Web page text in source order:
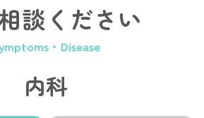
談ください
・Disease
内科